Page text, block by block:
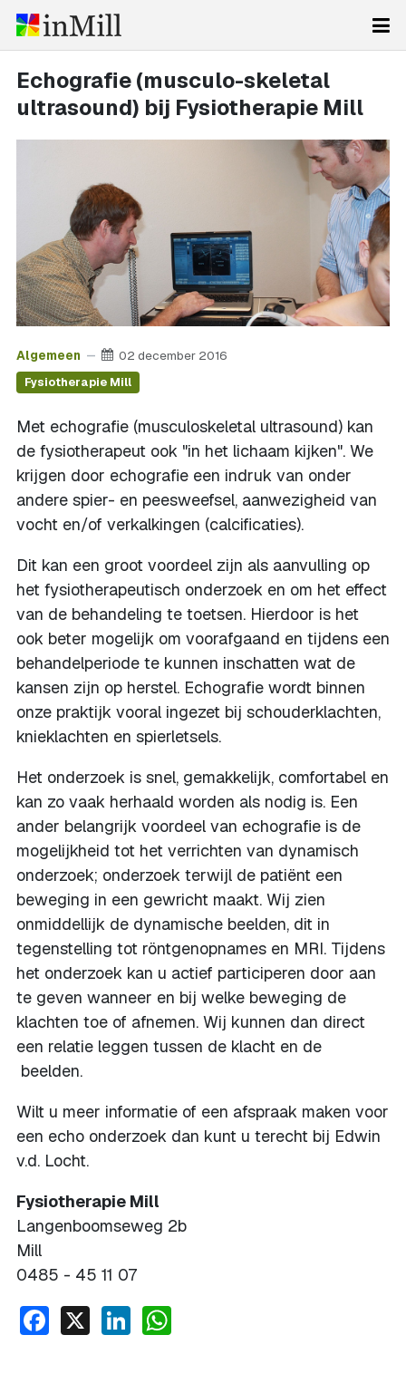
Echografie (musculo-skeletal
ultrasound) bij Fysiotherapie Mill
Algemeen 02 december 2016
Fysiotherapie Mill
Met echografie (musculoskeletal ultrasound) kan
de fysiotherapeut ook "in het lichaam kijken". We
krijgen door echografie een indruk van onder
andere spier- en peesweefsel, aanwezigheid van
vocht en/of verkalkingen (calcificaties).
Dit kan een groot voordeel zijn als aanvulling op
het fysiotherapeutisch onderzoek en om het effect
van de behandeling te toetsen. Hierdoor is het
ook beter mogelijk om voorafgaand en tijdens een
behandelperiode te kunnen inschatten wat de
kansen zijn op herstel. Echografie wordt binnen
onze praktijk vooral ingezet bij schouderklachten,
knieklachten en spierletsels.
Het onderzoek is snel, gemakkelijk, comfortabel en
kan zo vaak herhaald worden als nodig is. Een
ander belangrijk voordeel van echografie is de
mogelijkheid tot het verrichten van dynamisch
onderzoek; onderzoek terwijl de patiënt een
beweging in een gewricht maakt. Wij zien
onmiddellijk de dynamische beelden, dit in
tegenstelling tot röntgenopnames en MRI. Tijdens
het onderzoek kan u actief participeren door aan
te geven wanneer en bij welke beweging de
klachten toe of afnemen. Wij kunnen dan direct
een relatie leggen tussen de klacht en de
beelden.
Wilt u meer informatie of een afspraak maken voor
een echo onderzoek dan kunt u terecht bij Edwin
v.d. Locht.
Fysiotherapie Mill
Langenboomseweg 2b
Mill
0485 - 45 11 07
Facebook
X LinkedIn